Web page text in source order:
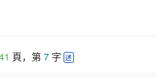
頁，第 7 字 述